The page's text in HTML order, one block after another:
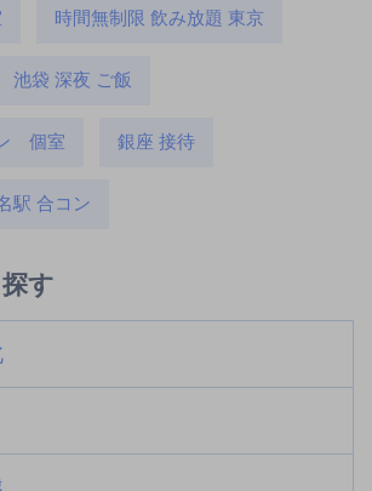
時間無制限 飲み放題 東京
池袋 深夜 ご飯
個室 銀座 接待
駅 合コン
す